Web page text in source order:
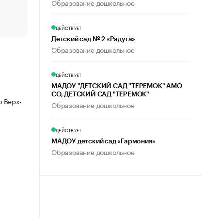
Что обвинения против Павла Дурова значат для
Верх-
Образование дошкольное
ДЕЙСТВУЕТ
Детский сад № 2 «Радуга»
Образование дошкольное
ДЕЙСТВУЕТ
МАДОУ "ДЕТСКИЙ САД "ТЕРЕМОК" АМО
СО, ДЕТСКИЙ САД "ТЕРЕМОК"
Образование дошкольное
ДЕЙСТВУЕТ
МАДОУ детский сад «Гармония»
Образование дошкольное